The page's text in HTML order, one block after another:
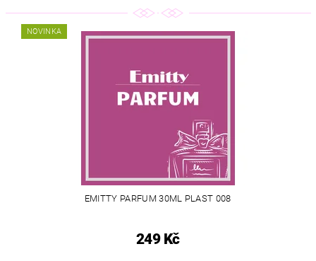
NOVINKA
EMITTY PARFUM 30ML PLAST 008
249 Kč